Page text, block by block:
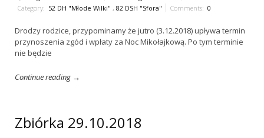
Category: 52 DH "Młode Wilki" , 82 DSH "Sfora" Comments: 0
Drodzy rodzice, przypominamy że jutro (3.12.2018) upływa termin
przynoszenia zgód i wpłaty za Noc Mikołajkową. Po tym terminie
nie będzie
Continue reading →
Zbiórka 29.10.2018